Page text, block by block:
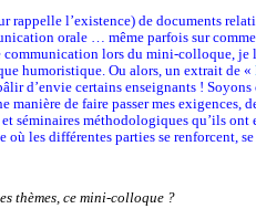
rappelle l’existence) de documents
orale … même parfois sur
lors du mini-colloque, je
humoristique. Ou alors, un extrait de «
d’envie certains enseignants !
manière de faire passer mes exigences,
séminaires méthodologiques qu’ils ont
les différentes parties se renforcent,
thèmes, ce mini-colloque ?